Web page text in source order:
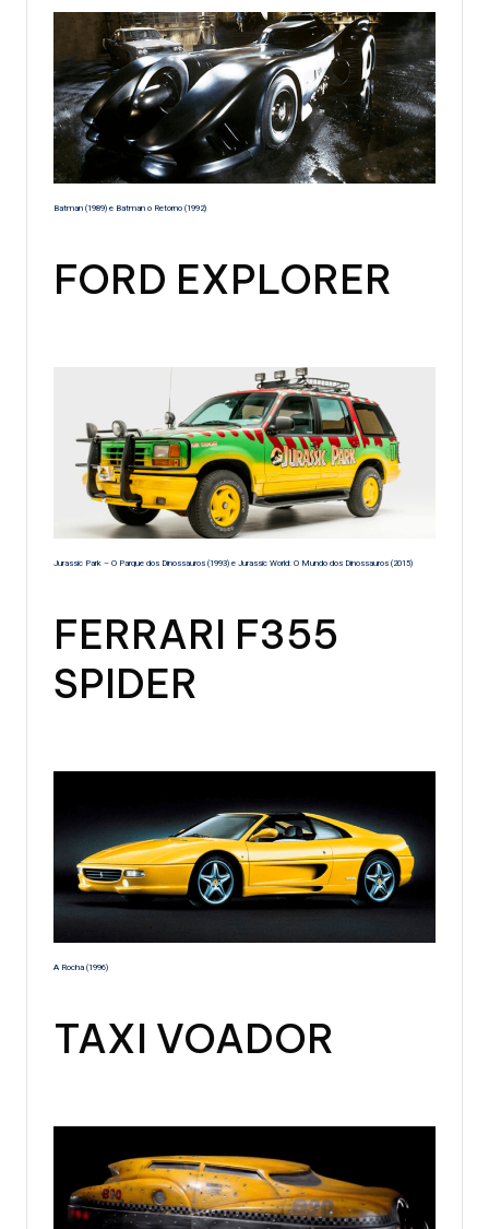
Batman (1989) e Batman o Retorno (1992)
FORD EXPLORER
Jurassic Park – O Parque dos Dinossauros (1993) e Jurassic World: O Mundo dos Dinossauros (2015)
FERRARI F355
SPIDER
A Rocha (1996)
TAXI VOADOR